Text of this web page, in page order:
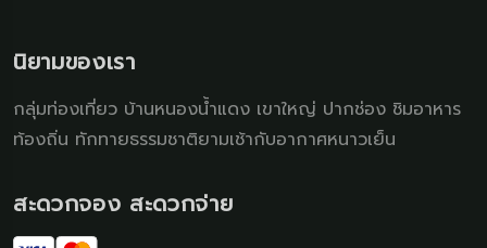
นิยามของเรา
กลุ่มท่องเที่ยว บ้านหนองน้ำแดง เขาใหญ่ ปากช่อง ชิมอาหาร
ท้องถิ่น ทักทายธรรมชาติยามเช้ากับอากาศหนาวเย็น
สะดวกจอง สะดวกจ่าย